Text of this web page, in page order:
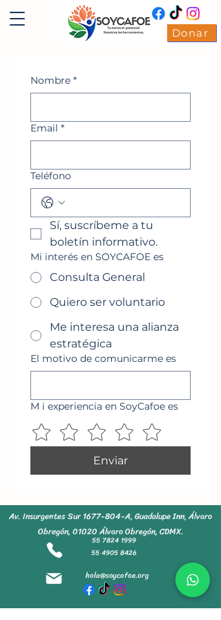
Donar
Nombre *
Email *
Teléfono
Sí, suscríbeme a tu
boletín informativo.
Mi interés en SOYCAFOE es
Consulta General
Quiero ser voluntario
Me interesa una alianza
estratégica
El motivo de comunicarme es
M i experiencia en SoyCafoe es
Enviar
Av. Insurgentes Sur1677-804-A, Guadalupe Inn, Álvaro
Obregón, 01020 Álvaro Obregón, CDMX.
55 7824 1999
55 4905 8426
hola@soycafoe.org